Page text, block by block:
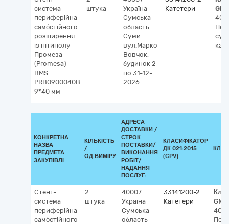
система
периферійна
само́стійного
розширення
із нітинолу
Промеза
(Promesa)
BMS
PRB0900040B
9*40 мм
штука
Україна
Сумська
область
Суми
вул.Марко
Вовчок,
будинок 2
по 31-12-
2026
Катетери
КОНКРЕТНА
НАЗВА
ПРЕДМЕТА
ЗАКУПІВЛІ
КІЛЬКІСТЬ
/
ОД.ВИМІРУ
АДРЕСА
ДОСТАВКИ /
СТРОК
ПОСТАВКИ/
ВИКОНАННЯ
РОБІТ/
НАДАННЯ
ПОСЛУГ:
КЛАСИФІКАТОР
ДК 021:2015
(CPV)
Стент-
система
периферійна
само́стійного
2
штука
40007
Україна
Сумська
область
33141200-2
Катетери